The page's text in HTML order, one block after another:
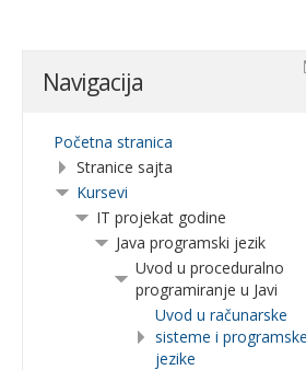
Navigacija
Početna stranica
Stranice sajta
Kursevi
IT projekat godine
Java programski jezik
Uvod u proceduralno
programiranje u Javi
Uvod u računarske
sisteme i programske
jezike